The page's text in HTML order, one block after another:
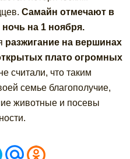
Самайн отмечают в
на 1 ноября.
разжигание на вершинах
плато огромных
считали, что таким
семье благополучие,
животные и посевы